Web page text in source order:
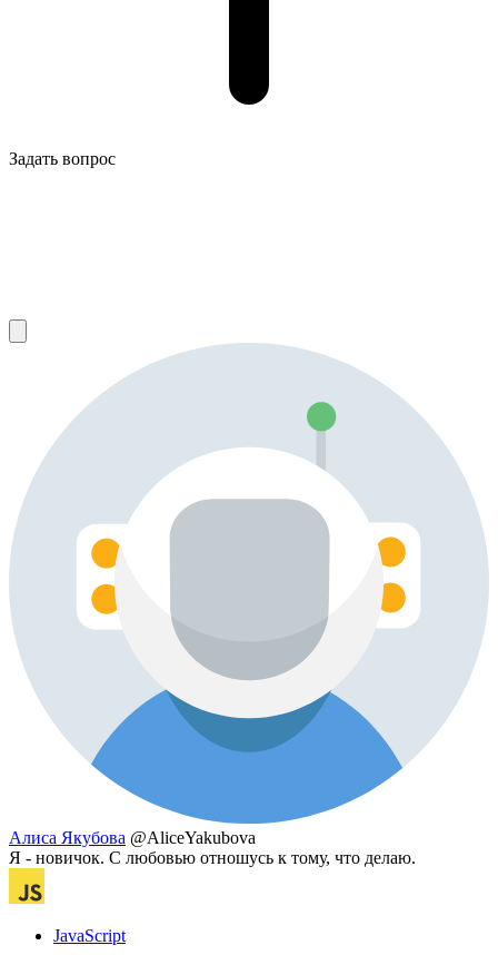
Задать вопрос
Алиса Якубова @AliceYakubova
Я - новичок. С любовью отношусь к тому, что делаю.
JavaScript